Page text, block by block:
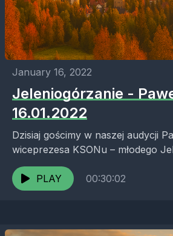
January 16, 2022
Jeleniogórzanie -
16.01.2022
Dzisiaj gościmy w naszej audycji
wiceprezesa KSONu – młodego
który świadomie zdecydował się
mieście, łącząc rozwój...
PLAY 00:30:02